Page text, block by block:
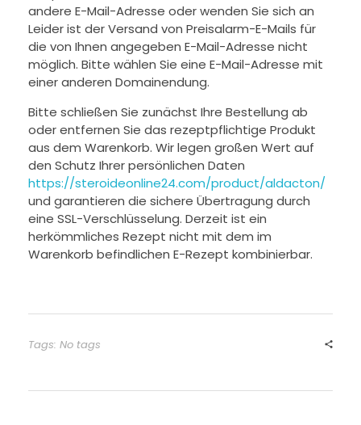
andere E-Mail-Adresse oder wenden Sie sich an
Leider ist der Versand von Preisalarm-E-Mails für
die von Ihnen angegeben E-Mail-Adresse nicht
möglich. Bitte wählen Sie eine E-Mail-Adresse mit
einer anderen Domainendung.
Bitte schließen Sie zunächst Ihre Bestellung ab
oder entfernen Sie das rezeptpflichtige Produkt
aus dem Warenkorb. Wir legen großen Wert auf
den Schutz Ihrer persönlichen Daten
https://steroideonline24.com/product/aldacton/
und garantieren die sichere Übertragung durch
eine SSL-Verschlüsselung. Derzeit ist ein
herkömmliches Rezept nicht mit dem im
Warenkorb befindlichen E-Rezept kombinierbar.
Tags: No tags